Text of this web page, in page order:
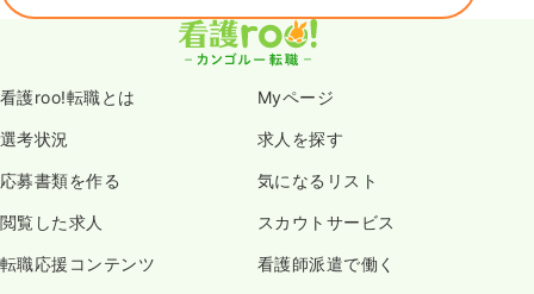
看護roo!転職とは Myページ
選考状況 求人を探す
応募書類を作る 気になるリスト
閲覧した求人 スカウトサービス
転職応援コンテンツ 看護師派遣で働く